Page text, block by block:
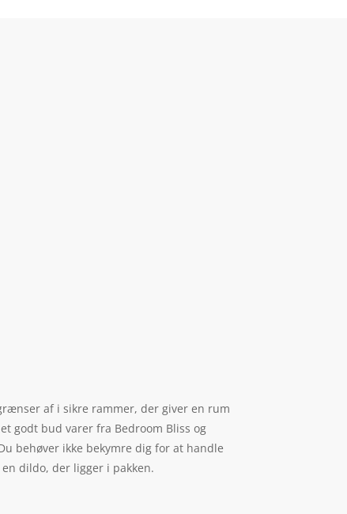
af i sikre rammer, der giver en rum
godt bud varer fra Bedroom Bliss og
behøver ikke bekymre dig for at handle
dildo, der ligger i pakken.